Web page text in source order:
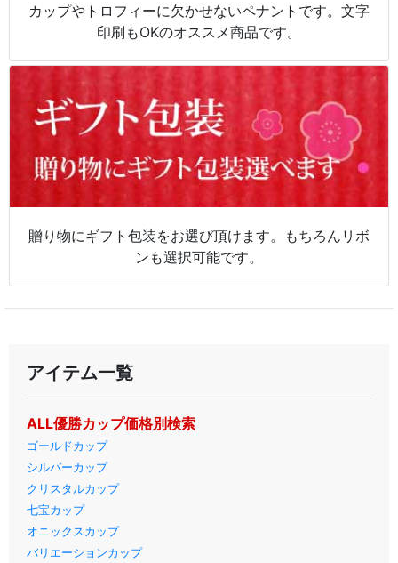
カップやトロフィーに欠かせないペナントです。文字
印刷もOKのオススメ商品です。
贈り物にギフト包装をお選び頂けます。もちろんリボ
ンも選択可能です。
アイテム一覧
ALL優勝カップ価格別検索
ゴールドカップ
シルバーカップ
クリスタルカップ
七宝カップ
オニックスカップ
バリエーションカップ